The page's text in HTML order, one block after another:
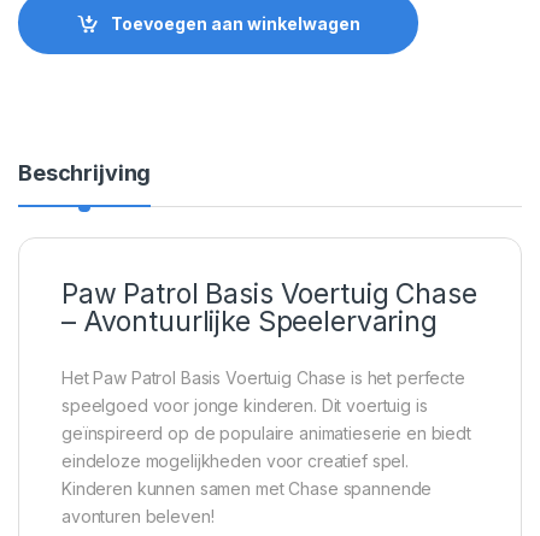
Toevoegen aan winkelwagen
Beschrijving
Paw Patrol Basis Voertuig Chase
– Avontuurlijke Speelervaring
Het Paw Patrol Basis Voertuig Chase is het perfecte
speelgoed voor jonge kinderen. Dit voertuig is
geïnspireerd op de populaire animatieserie en biedt
eindeloze mogelijkheden voor creatief spel.
Kinderen kunnen samen met Chase spannende
avonturen beleven!